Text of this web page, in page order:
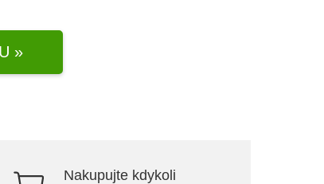
»
Nakupujte kdykoli